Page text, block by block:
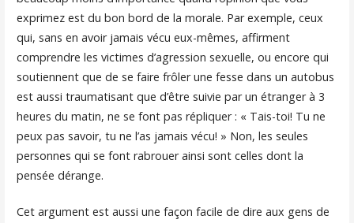
exprimez est du bon bord de la morale. Par exemple, ceux
qui, sans en avoir jamais vécu eux-mêmes, affirment
comprendre les victimes d’agression sexuelle, ou encore qui
soutiennent que de se faire frôler une fesse dans un autobus
est aussi traumatisant que d’être suivie par un étranger à 3
heures du matin, ne se font pas répliquer : « Tais-toi! Tu ne
peux pas savoir, tu ne l’as jamais vécu! » Non, les seules
personnes qui se font rabrouer ainsi sont celles dont la
pensée dérange.
Cet argument est aussi une façon facile de dire aux gens de